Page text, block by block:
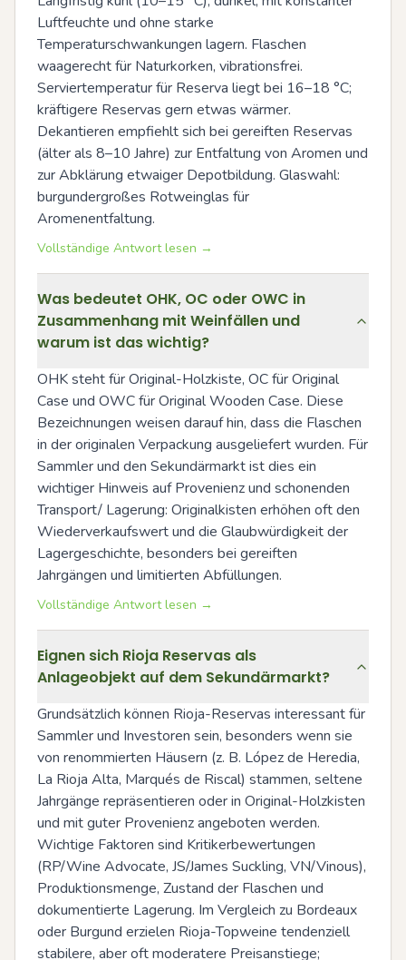
Luftfeuchte und ohne starke
Temperaturschwankungen lagern. Flaschen
waagerecht für Naturkorken, vibrationsfrei.
Serviertemperatur für Reserva liegt bei 16–18 °C;
kräftigere Reservas gern etwas wärmer.
Dekantieren empfiehlt sich bei gereiften Reservas
(älter als 8–10 Jahre) zur Entfaltung von Aromen und
zur Abklärung etwaiger Depotbildung. Glaswahl:
burgundergroßes Rotweinglas für
Aromenentfaltung.
Vollständige Antwort lesen →
Was bedeutet OHK, OC oder OWC in
Zusammenhang mit Weinfällen und
warum ist das wichtig?
OHK steht für Original-Holzkiste, OC für Original
Case und OWC für Original Wooden Case. Diese
Bezeichnungen weisen darauf hin, dass die Flaschen
in der originalen Verpackung ausgeliefert wurden. Für
Sammler und den Sekundärmarkt ist dies ein
wichtiger Hinweis auf Provenienz und schonenden
Transport/ Lagerung: Originalkisten erhöhen oft den
Wiederverkaufswert und die Glaubwürdigkeit der
Lagergeschichte, besonders bei gereiften
Jahrgängen und limitierten Abfüllungen.
Vollständige Antwort lesen →
Eignen sich Rioja Reservas als
Anlageobjekt auf dem Sekundärmarkt?
Grundsätzlich können Rioja-Reservas interessant für
Sammler und Investoren sein, besonders wenn sie
von renommierten Häusern (z. B. López de Heredia,
La Rioja Alta, Marqués de Riscal) stammen, seltene
Jahrgänge repräsentieren oder in Original-Holzkisten
und mit guter Provenienz angeboten werden.
Wichtige Faktoren sind Kritikerbewertungen
(RP/Wine Advocate, JS/James Suckling, VN/Vinous),
Produktionsmenge, Zustand der Flaschen und
dokumentierte Lagerung. Im Vergleich zu Bordeaux
oder Burgund erzielen Rioja-Topweine tendenziell
stabilere, aber oft moderatere Preisanstiege;